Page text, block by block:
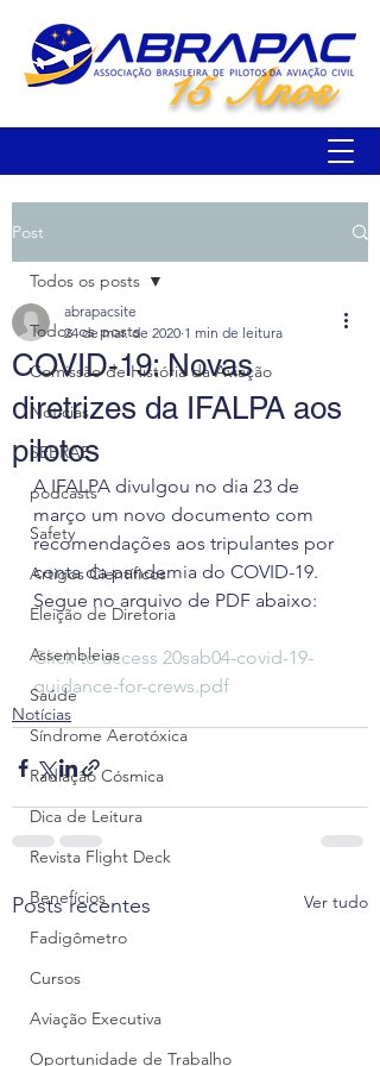
15 Anos
Post
Todos os posts
Comissão de História da Aviação
Notícias
SEBRAE
podcasts
Safety
Artigos Científicos
Eleição de Diretoria
Assembleias
Saúde
Síndrome Aerotóxica
Radiação Cósmica
Dica de Leitura
Revista Flight Deck
Benefícios
Fadigômetro
Cursos
Aviação Executiva
Oportunidade de Trabalho
Todos os posts
COVID-19: Novas
diretrizes da IFALPA aos
pilotos
abrapacsite
24 de mar. de 2020 1 min de leitura
A IFALPA divulgou no dia 23 de
março um novo documento com
recomendações aos tripulantes por
conta da pandemia do COVID-19.
Segue no arquivo de PDF abaixo:
Click to access 20sab04-covid-19-
guidance-for-crews.pdf
Notícias
Posts recentes Ver tudo